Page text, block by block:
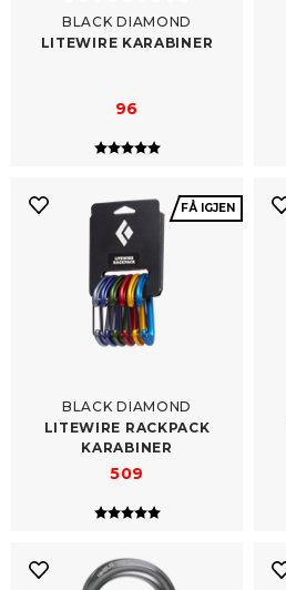
BLACK DIAMOND
LITEWIRE KARABINER
96
Karakter:
5.0 av 5 mulige
FÅ IGJEN
BLACK DIAMOND
LITEWIRE RACKPACK
KARABINER
509
Karakter:
5.0 av 5 mulige